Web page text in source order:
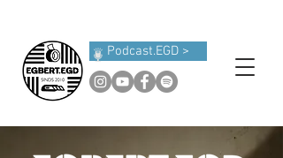
Podcast.EGD >